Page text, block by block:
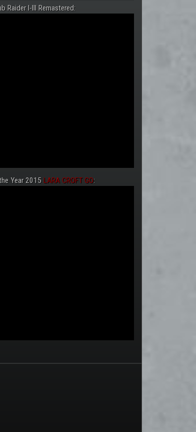
Raider I-III Remastered:
Year 2015 LARA CROFT GO: